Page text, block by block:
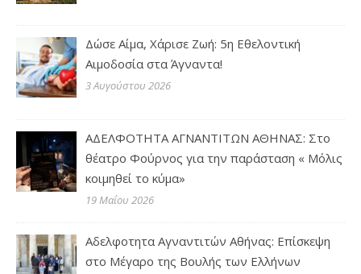
Δώσε Αίμα, Χάρισε Ζωή: 5η Εθελοντική
Αιμοδοσία στα Άγναντα!
3 Αυγούστου 2026
ΑΔΕΛΦΟΤΗΤΑ ΑΓΝΑΝΤΙΤΩΝ ΑΘΗΝΑΣ: Στο
θέατρο Φούρνος για την παράσταση « Μόλις
κοιμηθεί το κύμα»
19 Μαΐου 2026
Αδελφοτητα Αγναντιτών Αθήνας: Επίσκεψη
στο Μέγαρο της Βουλής των Ελλήνων